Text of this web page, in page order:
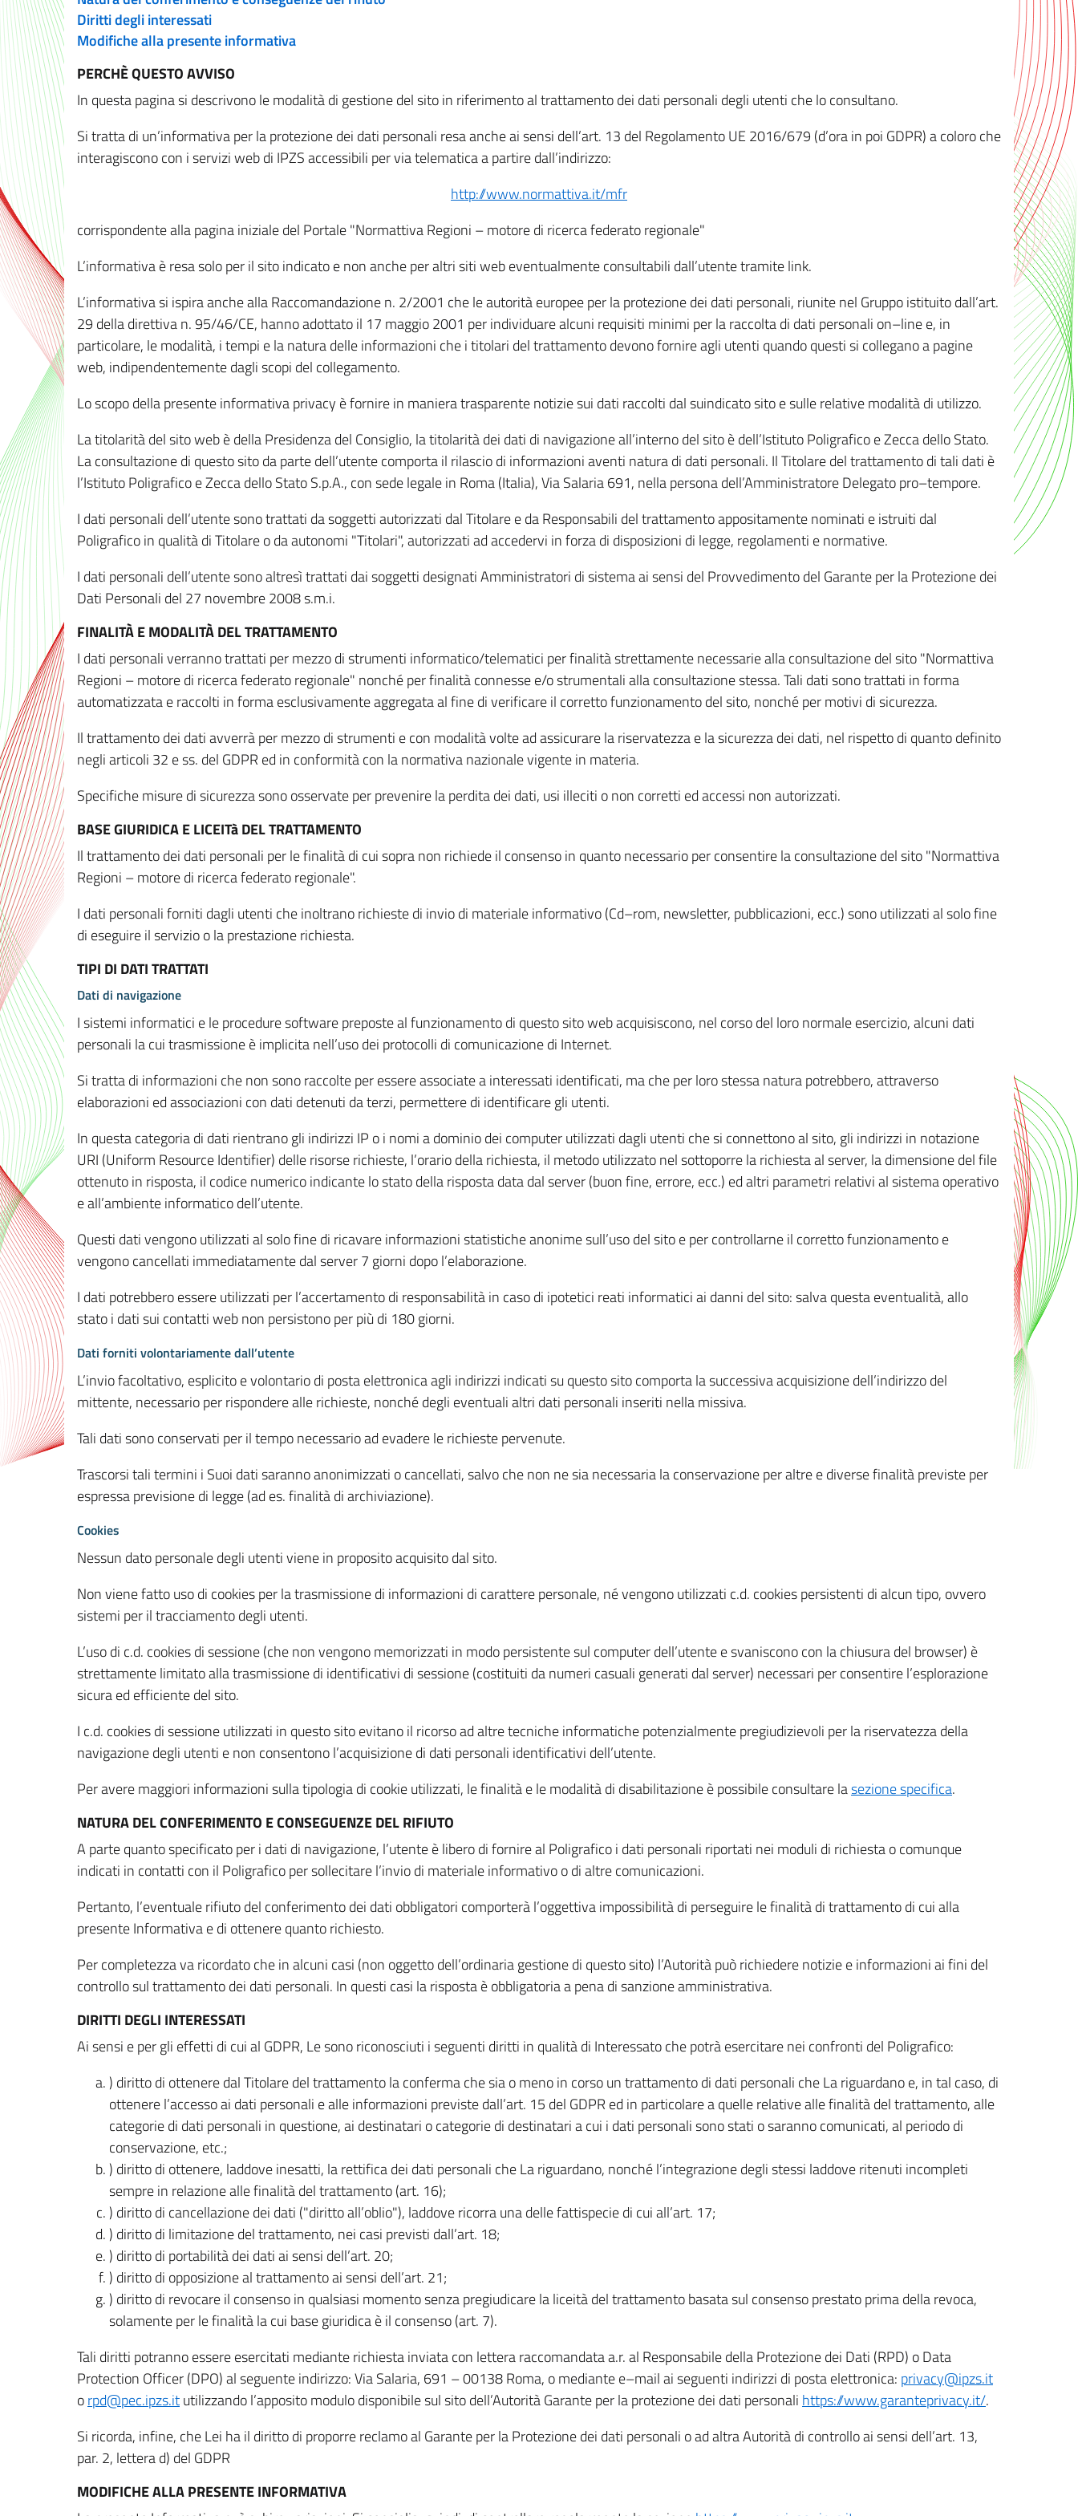
Diritti degli interessati
Modifiche alla presente informativa
PERCHÈ QUESTO AVVISO
In questa pagina si descrivono le modalità di gestione del sito in riferimento al trattamento dei dati personali degli utenti che lo consultano.
Si tratta di un’informativa per la protezione dei dati personali resa anche ai sensi dell’art. 13 del Regolamento UE 2016/679 (d’ora in poi GDPR) a coloro che
interagiscono con i servizi web di IPZS accessibili per via telematica a partire dall’indirizzo:
http://www.normattiva.it/mfr
corrispondente alla pagina iniziale del Portale "Normattiva Regioni – motore di ricerca federato regionale"
L’informativa è resa solo per il sito indicato e non anche per altri siti web eventualmente consultabili dall’utente tramite link.
L’informativa si ispira anche alla Raccomandazione n. 2/2001 che le autorità europee per la protezione dei dati personali, riunite nel Gruppo istituito dall’art.
29 della direttiva n. 95/46/CE, hanno adottato il 17 maggio 2001 per individuare alcuni requisiti minimi per la raccolta di dati personali on–line e, in
particolare, le modalità, i tempi e la natura delle informazioni che i titolari del trattamento devono fornire agli utenti quando questi si collegano a pagine
web, indipendentemente dagli scopi del collegamento.
Lo scopo della presente informativa privacy è fornire in maniera trasparente notizie sui dati raccolti dal suindicato sito e sulle relative modalità di utilizzo.
La titolarità del sito web è della Presidenza del Consiglio, la titolarità dei dati di navigazione all’interno del sito è dell’Istituto Poligrafico e Zecca dello Stato.
La consultazione di questo sito da parte dell’utente comporta il rilascio di informazioni aventi natura di dati personali. Il Titolare del trattamento di tali dati è
l’Istituto Poligrafico e Zecca dello Stato S.p.A., con sede legale in Roma (Italia), Via Salaria 691, nella persona dell’Amministratore Delegato pro–tempore.
I dati personali dell’utente sono trattati da soggetti autorizzati dal Titolare e da Responsabili del trattamento appositamente nominati e istruiti dal
Poligrafico in qualità di Titolare o da autonomi "Titolari", autorizzati ad accedervi in forza di disposizioni di legge, regolamenti e normative.
I dati personali dell’utente sono altresì trattati dai soggetti designati Amministratori di sistema ai sensi del Provvedimento del Garante per la Protezione dei
Dati Personali del 27 novembre 2008 s.m.i.
FINALITÀ E MODALITÀ DEL TRATTAMENTO
I dati personali verranno trattati per mezzo di strumenti informatico/telematici per finalità strettamente necessarie alla consultazione del sito "Normattiva
Regioni – motore di ricerca federato regionale" nonché per finalità connesse e/o strumentali alla consultazione stessa. Tali dati sono trattati in forma
automatizzata e raccolti in forma esclusivamente aggregata al fine di verificare il corretto funzionamento del sito, nonché per motivi di sicurezza.
Il trattamento dei dati avverrà per mezzo di strumenti e con modalità volte ad assicurare la riservatezza e la sicurezza dei dati, nel rispetto di quanto definito
negli articoli 32 e ss. del GDPR ed in conformità con la normativa nazionale vigente in materia.
Specifiche misure di sicurezza sono osservate per prevenire la perdita dei dati, usi illeciti o non corretti ed accessi non autorizzati.
BASE GIURIDICA E LICEITà DEL TRATTAMENTO
Il trattamento dei dati personali per le finalità di cui sopra non richiede il consenso in quanto necessario per consentire la consultazione del sito "Normattiva
Regioni – motore di ricerca federato regionale".
I dati personali forniti dagli utenti che inoltrano richieste di invio di materiale informativo (Cd–rom, newsletter, pubblicazioni, ecc.) sono utilizzati al solo fine
di eseguire il servizio o la prestazione richiesta.
TIPI DI DATI TRATTATI
Dati di navigazione
I sistemi informatici e le procedure software preposte al funzionamento di questo sito web acquisiscono, nel corso del loro normale esercizio, alcuni dati
personali la cui trasmissione è implicita nell’uso dei protocolli di comunicazione di Internet.
Si tratta di informazioni che non sono raccolte per essere associate a interessati identificati, ma che per loro stessa natura potrebbero, attraverso
elaborazioni ed associazioni con dati detenuti da terzi, permettere di identificare gli utenti.
In questa categoria di dati rientrano gli indirizzi IP o i nomi a dominio dei computer utilizzati dagli utenti che si connettono al sito, gli indirizzi in notazione
URI (Uniform Resource Identifier) delle risorse richieste, l’orario della richiesta, il metodo utilizzato nel sottoporre la richiesta al server, la dimensione del file
ottenuto in risposta, il codice numerico indicante lo stato della risposta data dal server (buon fine, errore, ecc.) ed altri parametri relativi al sistema operativo
e all’ambiente informatico dell’utente.
Questi dati vengono utilizzati al solo fine di ricavare informazioni statistiche anonime sull’uso del sito e per controllarne il corretto funzionamento e
vengono cancellati immediatamente dal server 7 giorni dopo l’elaborazione.
I dati potrebbero essere utilizzati per l’accertamento di responsabilità in caso di ipotetici reati informatici ai danni del sito: salva questa eventualità, allo
stato i dati sui contatti web non persistono per più di 180 giorni.
Dati forniti volontariamente dall’utente
L’invio facoltativo, esplicito e volontario di posta elettronica agli indirizzi indicati su questo sito comporta la successiva acquisizione dell’indirizzo del
mittente, necessario per rispondere alle richieste, nonché degli eventuali altri dati personali inseriti nella missiva.
Tali dati sono conservati per il tempo necessario ad evadere le richieste pervenute.
Trascorsi tali termini i Suoi dati saranno anonimizzati o cancellati, salvo che non ne sia necessaria la conservazione per altre e diverse finalità previste per
espressa previsione di legge (ad es. finalità di archiviazione).
Cookies
Nessun dato personale degli utenti viene in proposito acquisito dal sito.
Non viene fatto uso di cookies per la trasmissione di informazioni di carattere personale, né vengono utilizzati c.d. cookies persistenti di alcun tipo, ovvero
sistemi per il tracciamento degli utenti.
L’uso di c.d. cookies di sessione (che non vengono memorizzati in modo persistente sul computer dell’utente e svaniscono con la chiusura del browser) è
strettamente limitato alla trasmissione di identificativi di sessione (costituiti da numeri casuali generati dal server) necessari per consentire l’esplorazione
sicura ed efficiente del sito.
I c.d. cookies di sessione utilizzati in questo sito evitano il ricorso ad altre tecniche informatiche potenzialmente pregiudizievoli per la riservatezza della
navigazione degli utenti e non consentono l’acquisizione di dati personali identificativi dell’utente.
Per avere maggiori informazioni sulla tipologia di cookie utilizzati, le finalità e le modalità di disabilitazione è possibile consultare lasezione specifica.
NATURA DEL CONFERIMENTO E CONSEGUENZE DEL RIFIUTO
A parte quanto specificato per i dati di navigazione, l’utente è libero di fornire al Poligrafico i dati personali riportati nei moduli di richiesta o comunque
indicati in contatti con il Poligrafico per sollecitare l’invio di materiale informativo o di altre comunicazioni.
Pertanto, l’eventuale rifiuto del conferimento dei dati obbligatori comporterà l’oggettiva impossibilità di perseguire le finalità di trattamento di cui alla
presente Informativa e di ottenere quanto richiesto.
Per completezza va ricordato che in alcuni casi (non oggetto dell’ordinaria gestione di questo sito) l’Autorità può richiedere notizie e informazioni ai fini del
controllo sul trattamento dei dati personali. In questi casi la risposta è obbligatoria a pena di sanzione amministrativa.
DIRITTI DEGLI INTERESSATI
Ai sensi e per gli effetti di cui al GDPR, Le sono riconosciuti i seguenti diritti in qualità di Interessato che potrà esercitare nei confronti del Poligrafico:
) diritto di ottenere dal Titolare del trattamento la conferma che sia o meno in corso un trattamento di dati personali che La riguardano e, in tal caso, di
ottenere l’accesso ai dati personali e alle informazioni previste dall’art. 15 del GDPR ed in particolare a quelle relative alle finalità del trattamento, alle
categorie di dati personali in questione, ai destinatari o categorie di destinatari a cui i dati personali sono stati o saranno comunicati, al periodo di
conservazione, etc.;
) diritto di ottenere, laddove inesatti, la rettifica dei dati personali che La riguardano, nonché l’integrazione degli stessi laddove ritenuti incompleti
sempre in relazione alle finalità del trattamento (art. 16);
) diritto di cancellazione dei dati ("diritto all’oblio"), laddove ricorra una delle fattispecie di cui all’art. 17;
) diritto di limitazione del trattamento, nei casi previsti dall’art. 18;
) diritto di portabilità dei dati ai sensi dell’art. 20;
) diritto di opposizione al trattamento ai sensi dell’art. 21;
) diritto di revocare il consenso in qualsiasi momento senza pregiudicare la liceità del trattamento basata sul consenso prestato prima della revoca,
solamente per le finalità la cui base giuridica è il consenso (art. 7).
Tali diritti potranno essere esercitati mediante richiesta inviata con lettera raccomandata a.r. al Responsabile della Protezione dei Dati (RPD) o Data
Protection Officer (DPO) al seguente indirizzo: Via Salaria, 691 – 00138 Roma, o mediante e–mail ai seguenti indirizzi di posta elettronica: privacy@ipzs.it
orpd@pec.ipzs.itutilizzando l’apposito modulo disponibile sul sito dell’Autorità Garante per la protezione dei dati personali https://www.garanteprivacy.it/.
Si ricorda, infine, che Lei ha il diritto di proporre reclamo al Garante per la Protezione dei dati personali o ad altra Autorità di controllo ai sensi dell’art. 13,
par. 2, lettera d) del GDPR
MODIFICHE ALLA PRESENTE INFORMATIVA